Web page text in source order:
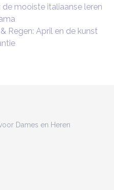
de mooiste italiaanse leren
Regen: April en de kunst
Dames en Heren